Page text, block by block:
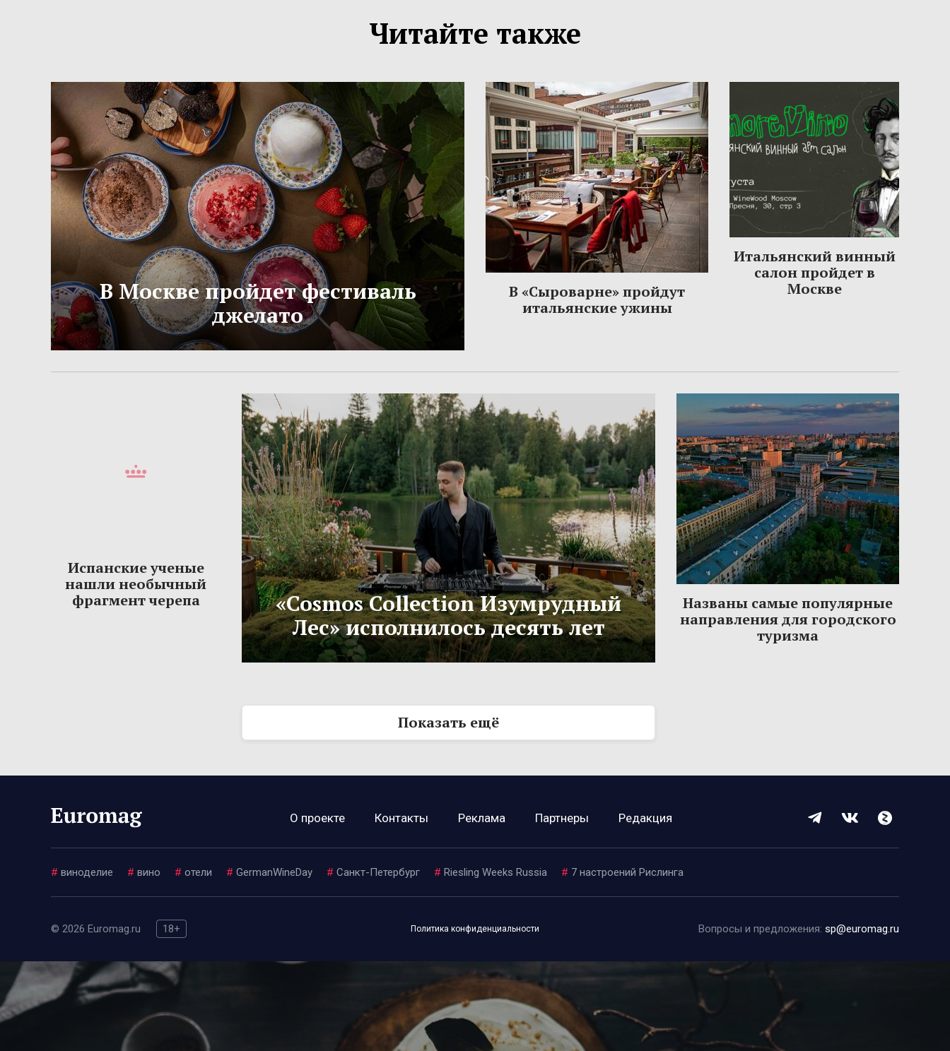
Читайте также
В Москве пройдет фестиваль
джелато
В «Сыроварне» пройдут
итальянские ужины
Итальянский винный
салон пройдет в
Москве
Испанские ученые
нашли необычный
фрагмент черепа
«Cosmos Collection Изумрудный
Лес» исполнилось десять лет
Названы самые популярные
направления для городского
туризма
Показать ещё
О проекте Контакты Реклама Партнеры Редакция
# виноделие # вино # отели # GermanWineDay # Санкт-Петербург # Riesling Weeks Russia # 7 настроений Рислинга
© 2026 Euromag.ru 18+ Политика конфиденциальности Вопросы и предложения: sp@euromag.ru